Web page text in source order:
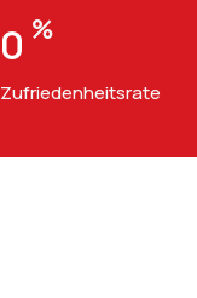
0 %
Zufriedenheitsrate